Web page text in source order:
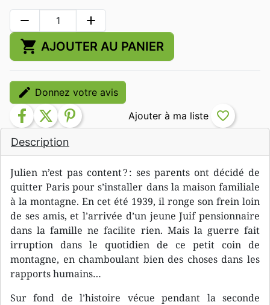
Description
Julien n’est pas content ? : ses parents ont décidé de
quitter Paris pour s’installer dans la maison familiale
à la montagne. En cet été 1939, il ronge son frein loin
de ses amis, et l’arrivée d’un jeune Juif pensionnaire
dans la famille ne facilite rien. Mais la guerre fait
irruption dans le quotidien de ce petit coin de
montagne, en chamboulant bien des choses dans les
rapports humains…
Sur fond de l’histoire vécue pendant la seconde
remove add
shopping_cart AJOUTER AU PANIER
edit Donnez votre avis
facebook twitter pinterest favorite_border